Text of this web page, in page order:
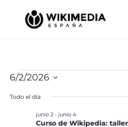
Eventos
en
6/2/2026
la
Todo el día
Curso de Wikipedia:
junio 2- junio 4